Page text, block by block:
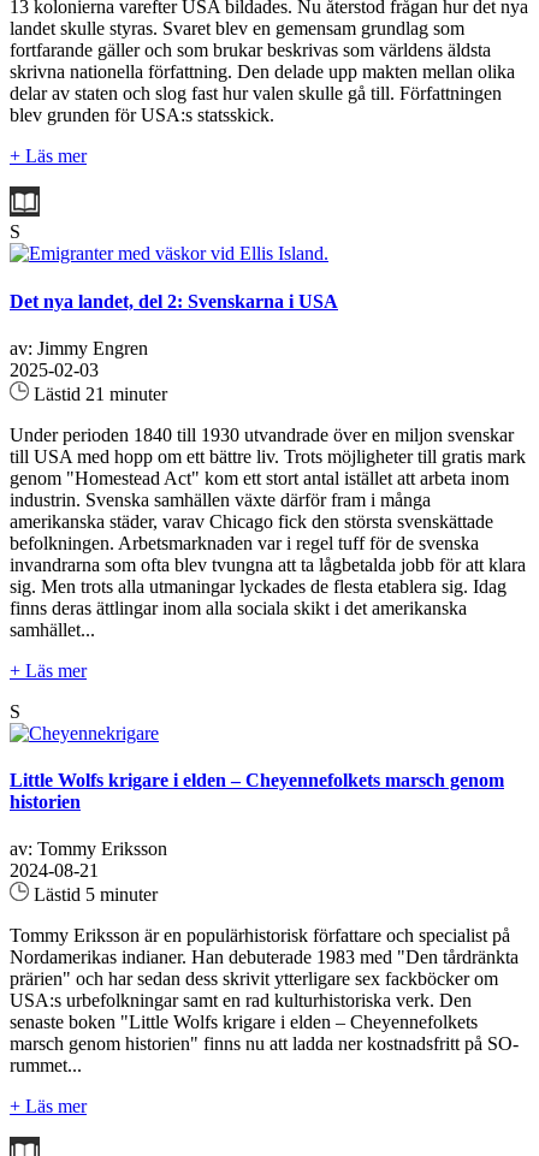
13 kolonierna varefter USA bildades. Nu återstod frågan hur det nya
landet skulle styras. Svaret blev en gemensam grundlag som
fortfarande gäller och som brukar beskrivas som världens äldsta
skrivna nationella författning. Den delade upp makten mellan olika
delar av staten och slog fast hur valen skulle gå till. Författningen
blev grunden för USA:s statsskick.
+ Läs mer
S
Det nya landet, del 2: Svenskarna i USA
av: Jimmy Engren
2025-02-03
Lästid 21 minuter
Under perioden 1840 till 1930 utvandrade över en miljon svenskar
till USA med hopp om ett bättre liv. Trots möjligheter till gratis mark
genom "Homestead Act" kom ett stort antal istället att arbeta inom
industrin. Svenska samhällen växte därför fram i många
amerikanska städer, varav Chicago fick den största svenskättade
befolkningen. Arbetsmarknaden var i regel tuff för de svenska
invandrarna som ofta blev tvungna att ta lågbetalda jobb för att klara
sig. Men trots alla utmaningar lyckades de flesta etablera sig. Idag
finns deras ättlingar inom alla sociala skikt i det amerikanska
samhället...
+ Läs mer
S
Little Wolfs krigare i elden – Cheyennefolkets marsch genom
historien
av: Tommy Eriksson
2024-08-21
Lästid 5 minuter
Tommy Eriksson är en populärhistorisk författare och specialist på
Nordamerikas indianer. Han debuterade 1983 med "Den tårdränkta
prärien" och har sedan dess skrivit ytterligare sex fackböcker om
USA:s urbefolkningar samt en rad kulturhistoriska verk. Den
senaste boken "Little Wolfs krigare i elden – Cheyennefolkets
marsch genom historien" finns nu att ladda ner kostnadsfritt på SO-
rummet...
+ Läs mer